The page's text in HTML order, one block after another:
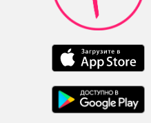
Мобильное
приложение
Салоны
загрузить
в
App
Мобильное
приложение
Салоны